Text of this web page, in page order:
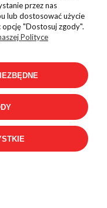
zł
przez nas
lub dostosować użycie
"Dostosuj zgody".
Polityce